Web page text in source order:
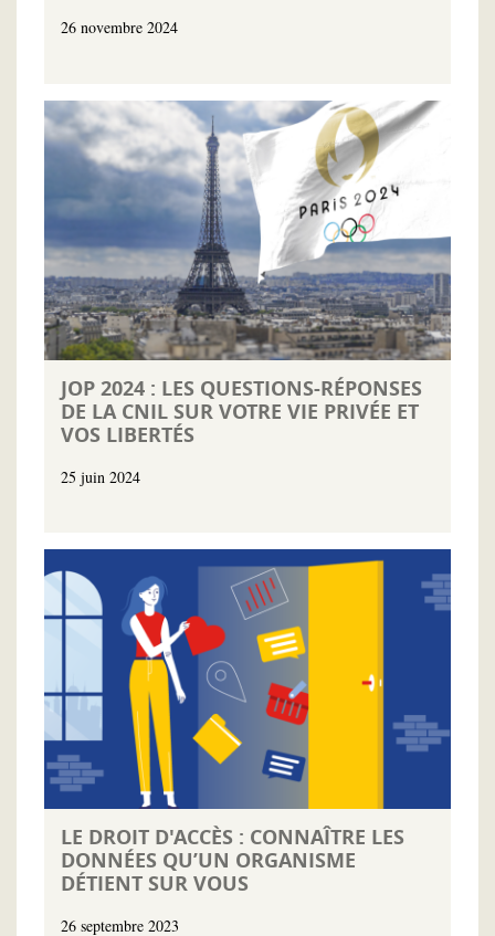
26 novembre 2024
JOP 2024 : LES QUESTIONS-RÉPONSES
DE LA CNIL SUR VOTRE VIE PRIVÉE ET
VOS LIBERTÉS
25 juin 2024
LE DROIT D'ACCÈS : CONNAÎTRE LES
DONNÉES QU’UN ORGANISME
DÉTIENT SUR VOUS
26 septembre 2023